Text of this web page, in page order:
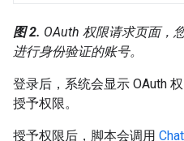
图 2. OAuth 权限请求页面，
进行身份验证的账号。
登录后，系统会显示 OAuth
授予权限。
授予权限后，脚本会调用